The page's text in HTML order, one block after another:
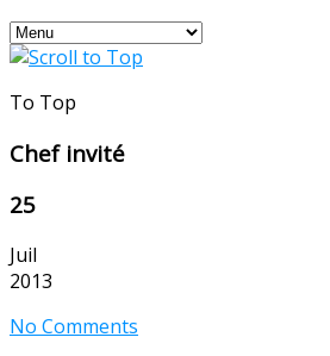
To Top
Chef invité
25
Juil
2013
No Comments